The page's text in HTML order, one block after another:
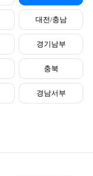
대전/충남
경기남부
충북
경남서부